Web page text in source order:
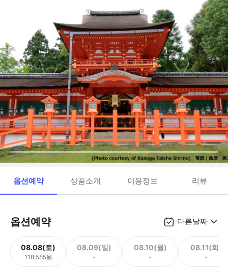
옵션예약 상품소개 이용정보 리뷰
옵션예약 다른날짜
08.08(토)
118,555원
08.09(일)
-
08.10(월)
-
08.11(화)
-